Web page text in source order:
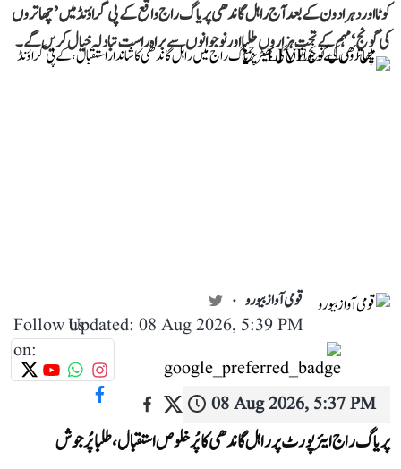
کوٹا اور دہرادون کے بعد آج راہل گاندھی پریاگ راج واقع کے پی گراؤنڈ میں ’چھاتروں
کی گونج‘ مہم کے تحت ہزاروں طلبا اور نوجوانوں سے براہ راست تبادلہ خیال کریں گے۔
قومی آواز بیورو
Updated: 08 Aug 2026, 5:39 PM
Follow us
on:
08 Aug 2026, 5:37 PM
پریاگ راج ایئرپورٹ پر راہل گاندھی کا پُرخلوص استقبال، طلبا پُرجوش